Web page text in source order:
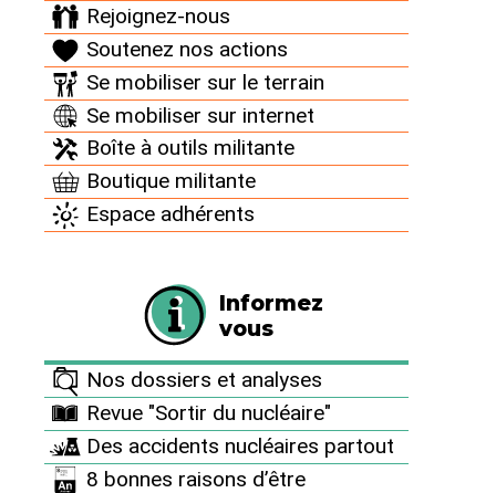
Rejoignez-nous
Soutenez nos actions
Se mobiliser sur le terrain
Se mobiliser sur internet
Boîte à outils militante
Boutique militante
Espace adhérents
Informez
vous
Nos dossiers et analyses
Revue "Sortir du nucléaire"
Des accidents nucléaires partout
8 bonnes raisons d’être
Y’a d’quei qu’oppose !
Devant la colère et la détermination des habitants,
EDF fait marche arrière en repoussant la
consultation publique au mois de juin 2022. S’il s’agit
là d’une première victoire pour les défenseurs du